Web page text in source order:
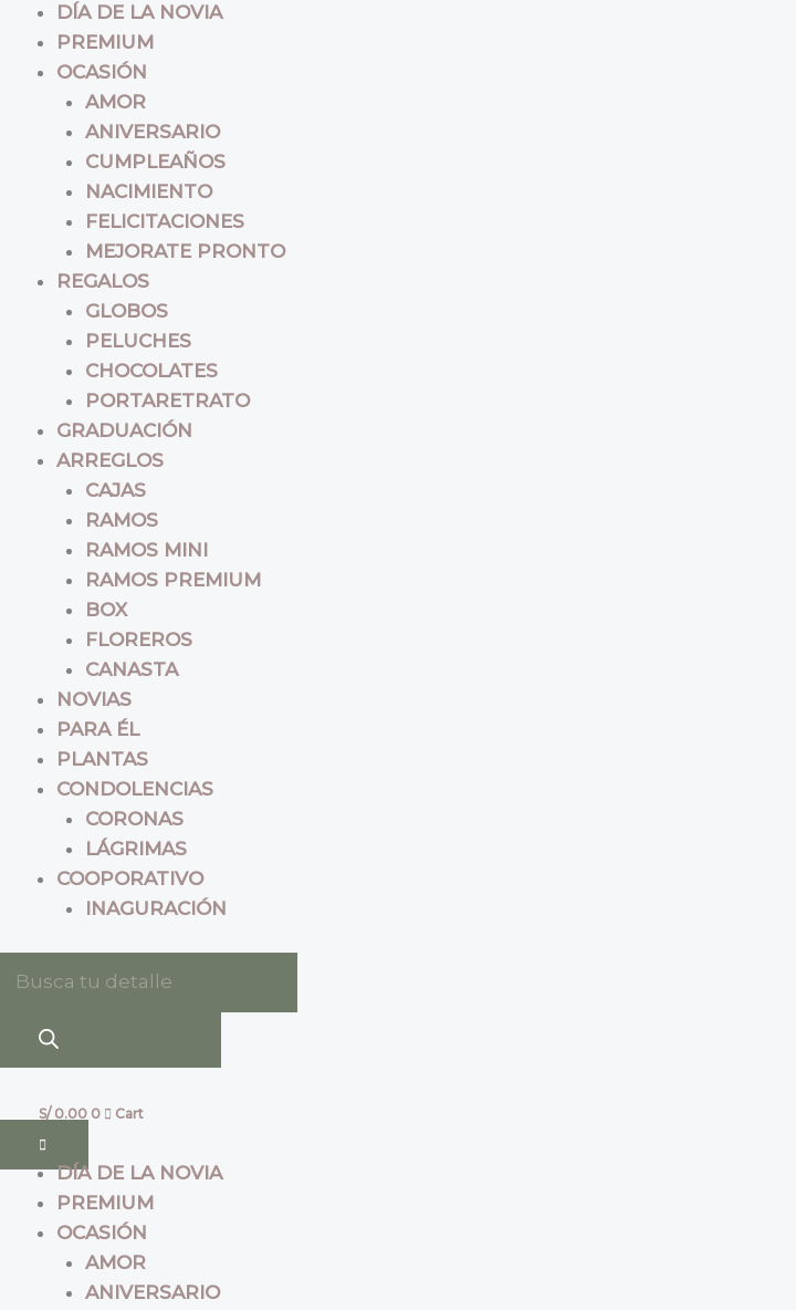
DÍA DE LA NOVIA
PREMIUM
OCASIÓN
AMOR
ANIVERSARIO
CUMPLEAÑOS
NACIMIENTO
FELICITACIONES
MEJORATE PRONTO
REGALOS
GLOBOS
PELUCHES
CHOCOLATES
PORTARETRATO
GRADUACIÓN
ARREGLOS
CAJAS
RAMOS
RAMOS MINI
RAMOS PREMIUM
BOX
FLOREROS
CANASTA
NOVIAS
PARA ÉL
PLANTAS
CONDOLENCIAS
CORONAS
LÁGRIMAS
COOPORATIVO
INAGURACIÓN
S/0.00 0 Cart
DÍA DE LA NOVIA
PREMIUM
OCASIÓN
AMOR
ANIVERSARIO